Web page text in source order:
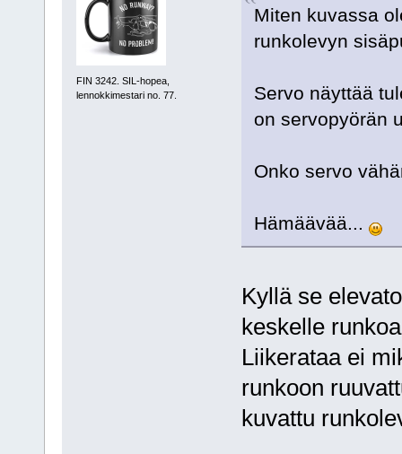
FIN 3242. SIL-hopea,
lennokkimestari no. 77.
Miten kuvassa
runkolevyn
Servo näyttää
on servopyörän
Onko servo
Hämäävää...
Kyllä se
keskelle
Liikerataa ei
runkoon
kuvattu